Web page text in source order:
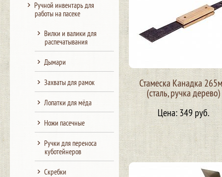
Стамеска Канадка
(сталь, ручка дерево)
Цена: 349 руб.
Ручной инвентарь для
работы на пасеке
Вилки и валики для
распечатывания
Дымари
Захваты для рамок
Лопатки для мёда
Ножи пасечные
Ручки для переноса
куботейнеров
Скребки